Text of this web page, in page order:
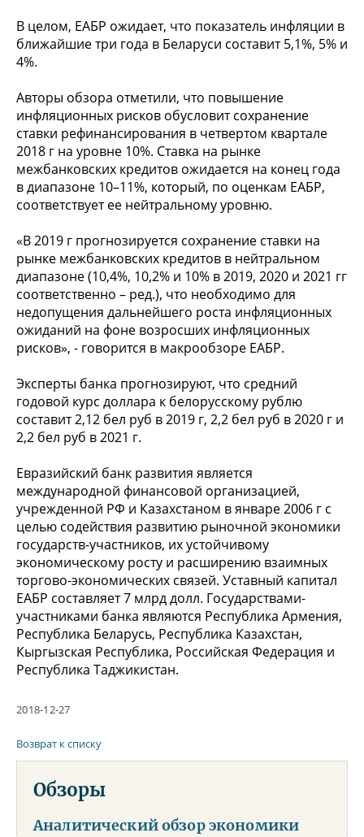
В целом, ЕАБР ожидает, что показатель инфляции в
ближайшие три года в Беларуси составит 5,1%, 5% и
4%.
Авторы обзора отметили, что повышение
инфляционных рисков обусловит сохранение
ставки рефинансирования в четвертом квартале
2018 г на уровне 10%. Ставка на рынке
межбанковских кредитов ожидается на конец года
в диапазоне 10–11%, который, по оценкам ЕАБР,
соответствует ее нейтральному уровню.
«В 2019 г прогнозируется сохранение ставки на
рынке межбанковских кредитов в нейтральном
диапазоне (10,4%, 10,2% и 10% в 2019, 2020 и 2021 гг
соответственно – ред.), что необходимо для
недопущения дальнейшего роста инфляционных
ожиданий на фоне возросших инфляционных
рисков», - говорится в макрообзоре ЕАБР.
Эксперты банка прогнозируют, что средний
годовой курс доллара к белорусскому рублю
составит 2,12 бел руб в 2019 г, 2,2 бел руб в 2020 г и
2,2 бел руб в 2021 г.
Евразийский банк развития является
международной финансовой организацией,
учрежденной РФ и Казахстаном в январе 2006 г с
целью содействия развитию рыночной экономики
государств-участников, их устойчивому
экономическому росту и расширению взаимных
торгово-экономических связей. Уставный капитал
ЕАБР составляет 7 млрд долл. Государствами-
участниками банка являются Республика Армения,
Республика Беларусь, Республика Казахстан,
Кыргызская Республика, Российская Федерация и
Республика Таджикистан.
2018-12-27
Возврат к списку
Обзоры
Аналитический обзор экономики